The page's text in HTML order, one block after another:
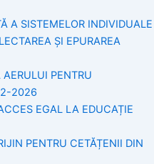
A SISTEMELOR INDIVIDUALE
ȘI EPURAREA
PENTRU
2026
EGAL LA EDUCAȚIE
PENTRU CETĂȚENII DIN